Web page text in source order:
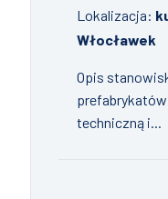
Lokalizacja:
Włocławek
Opis
techniczną i...